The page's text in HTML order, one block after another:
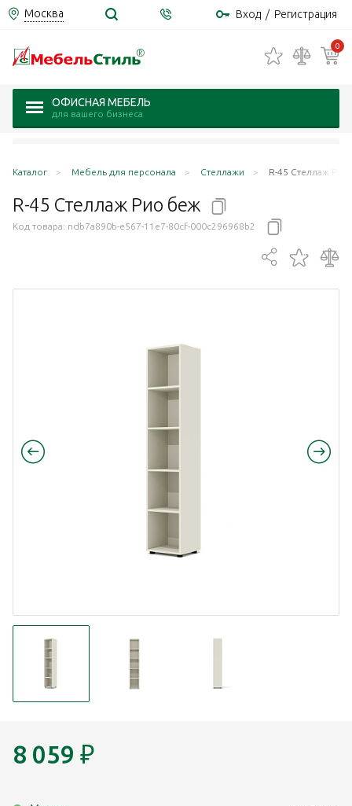
Москва Вход / Регистрация
0
ОФИСНАЯ МЕБЕЛЬ
для вашего бизнеса
Каталог Мебель для персонала Стеллажи R-45 Стеллаж
R-45 Стеллаж Рио беж
Код товара: ndb7a890b-e567-11e7-80cf-000c296968b2
8 059 ₽